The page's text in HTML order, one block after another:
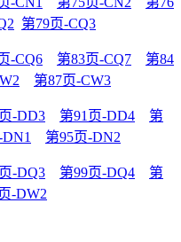
第79页-CQ3
-CQ6 第83页-CQ7
第84
第87页-CW3
-DD3 第91页-DD4
第
第95页-DN2
-DQ3 第99页-DQ4
第
-DW2